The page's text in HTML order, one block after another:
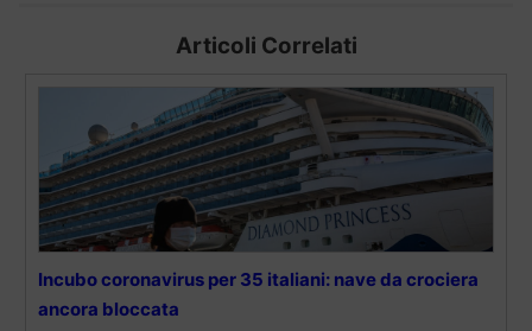
Articoli Correlati
Incubo coronavirus per 35 italiani: nave da crociera
ancora bloccata